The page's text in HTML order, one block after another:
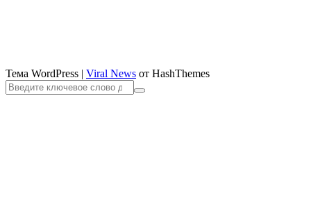
Тема WordPress | Viral News от HashThemes